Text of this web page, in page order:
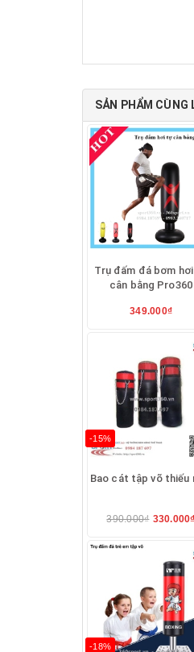
Ngoài raThể
SẢN PHẨM CÙNG
Trụ đấm đá bơm
cân bằng Pro360
349.000₫
-15%
Bao cát tập võ thiếu
390.000₫ 330.000₫
-18%